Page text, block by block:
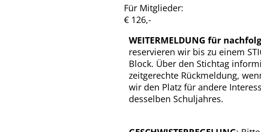
Für Mitglieder:
€ 126,-
WEITERMELDUNG für
reservieren wir bis zu einem
Block. Über den Stichtag
zeitgerechte Rückmeldung,
wir den Platz für andere
desselben Schuljahres.